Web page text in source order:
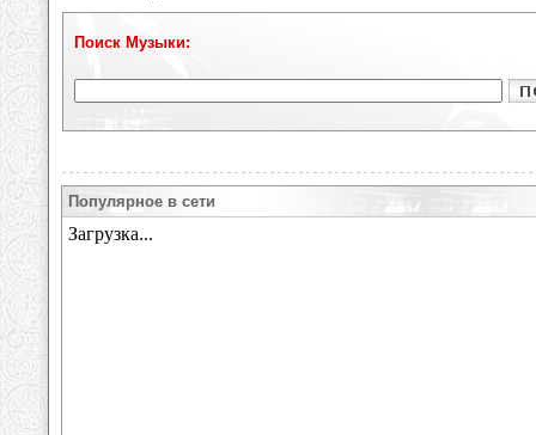
Поиск Музыки:
Популярное в сети